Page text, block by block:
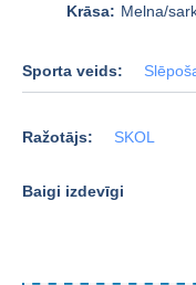
Krāsa: Melna/
Sporta veids:
Ražotājs: SKOL
Baigi izdevīgi